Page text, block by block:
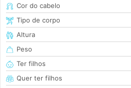
Cor do cabelo
Tipo de corpo
Altura
Peso
Ter filhos
Quer ter filhos